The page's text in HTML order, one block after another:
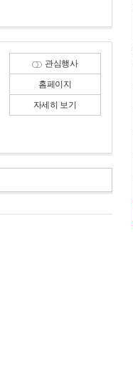
관심행사
홈페이지
자세히 보기